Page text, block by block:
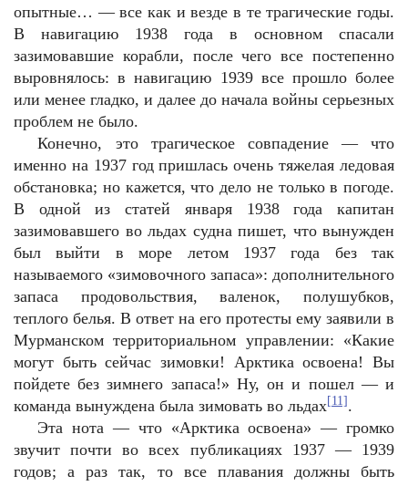
опытные… — все как и везде в те трагические годы.
В навигацию 1938 года в основном спасали
зазимовавшие корабли, после чего все постепенно
выровнялось: в навигацию 1939 все прошло более
или менее гладко, и далее до начала войны серьезных
проблем не было.
Конечно, это трагическое совпадение — что
именно на 1937 год пришлась очень тяжелая ледовая
обстановка; но кажется, что дело не только в погоде.
В одной из статей января 1938 года капитан
зазимовавшего во льдах судна пишет, что вынужден
был выйти в море летом 1937 года без так
называемого «зимовочного запаса»: дополнительного
запаса продовольствия, валенок, полушубков,
теплого белья. В ответ на его протесты ему заявили в
Мурманском территориальном управлении: «Какие
могут быть сейчас зимовки! Арктика освоена! Вы
пойдете без зимнего запаса!» Ну, он и пошел — и
команда вынуждена была зимовать во льдах[11] .
Эта нота — что «Арктика освоена» — громко
звучит почти во всех публикациях 1937 — 1939
годов; а раз так, то все плавания должны быть